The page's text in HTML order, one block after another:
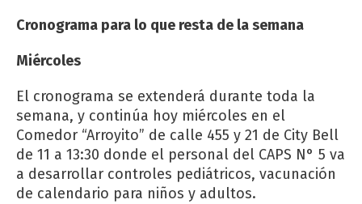
Cronograma para lo que resta de la semana
Miércoles
El cronograma se extenderá durante toda la
semana, y continúa hoy miércoles en el
Comedor “Arroyito” de calle 455 y 21 de City Bell
de 11 a 13:30 donde el personal del CAPS N° 5 va
a desarrollar controles pediátricos, vacunación
de calendario para niños y adultos.